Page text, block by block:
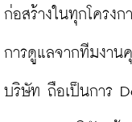
ก่อสร้างในทุกโครง
การดูแลจากทีมงา
บริษัท ถือเป็นการ